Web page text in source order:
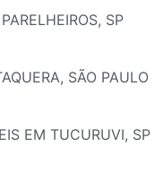
SP
SÃO PAULO
EM TUCURUVI, SP